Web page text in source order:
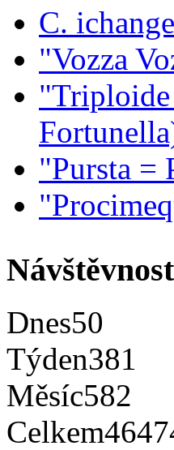
C.
"Vozza
"Triploide
"Pursta =
Návštěvnost
Dnes50
Týden381
Měsíc582
Celkem